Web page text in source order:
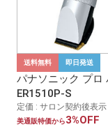
送料無料 即日発送
パナソニック プロ
ER1510P-S
定価 : サロン契約後表示
美通販特価から3%OFF